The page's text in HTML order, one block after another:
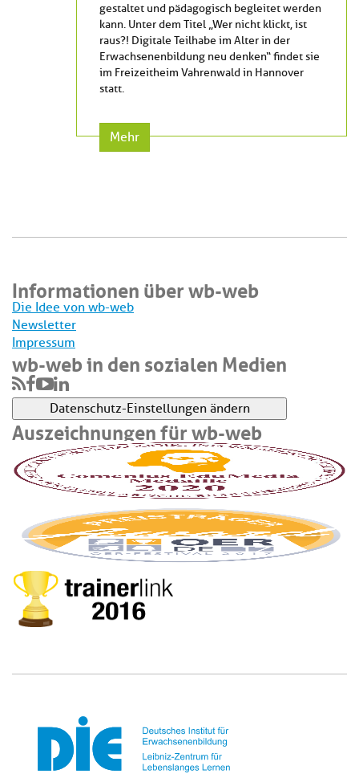
gestaltet und pädagogisch begleitet werden
kann. Unter dem Titel „Wer nicht klickt, ist
raus?! Digitale Teilhabe im Alter in der
Erwachsenenbildung neu denken“ findet sie
im Freizeitheim Vahrenwald in Hannover
statt.
Mehr
Informationen über wb-web
Die Idee von wb-web
Newsletter
Impressum
wb-web in den sozialen Medien
Datenschutz-Einstellungen ändern
Auszeichnungen für wb-web